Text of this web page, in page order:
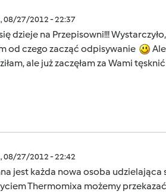
08/27/2012 - 22:37
dzieje na Przepisowni!!!
od czego zacząć odpisywanie
ale już zaczęłam za Wami tęsknić
08/27/2012 - 22:42
jest każda nowa osoba udzielająca
Thermomixa możemy